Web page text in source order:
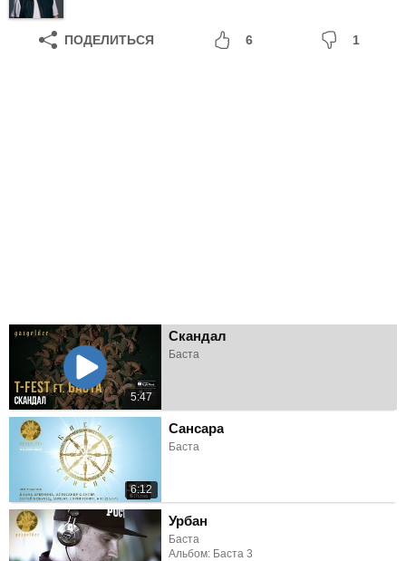
ПОДЕЛИТЬСЯ 6 1
5:47
Скандал
Баста
6:12
Сансара
Баста
Урбан
Баста
Альбом: Баста 3